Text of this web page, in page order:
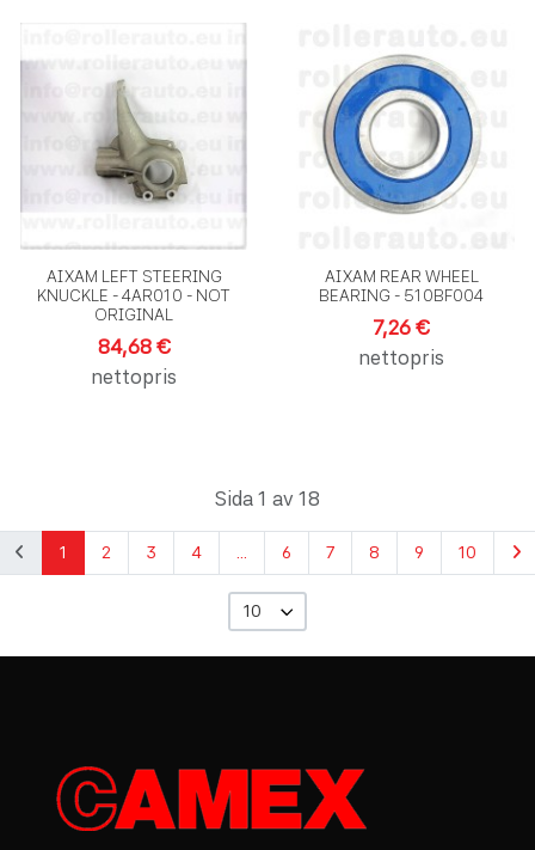
Lägg till i jämförelse
Snabbvy
AIXAM LEFT STEERING
KNUCKLE - 4AR010 - NOT
ORIGINAL
84,68 €
nettopris
AIXAM REAR WHEEL
BEARING - 510BF004
7,26 €
nettopris
Sida 1 av 18
1 2 3 4 6 7 8 9 10
10